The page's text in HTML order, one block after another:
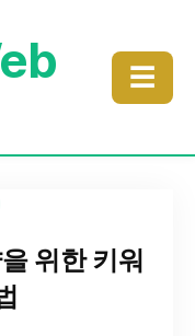
☰
위한 키워